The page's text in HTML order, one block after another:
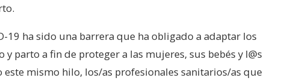
19 ha sido una barrera que ha obligado a adaptar los
parto a fin de proteger a las mujeres, sus bebés y l@s
mismo hilo, los/as profesionales sanitarios/as que